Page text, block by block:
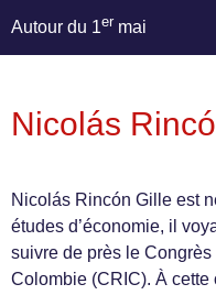
Autour du 1er mai
Nicolás
Nicolás Rincón Gille est
études d’économie, il
suivre de près le
Colombie (CRIC). À cette